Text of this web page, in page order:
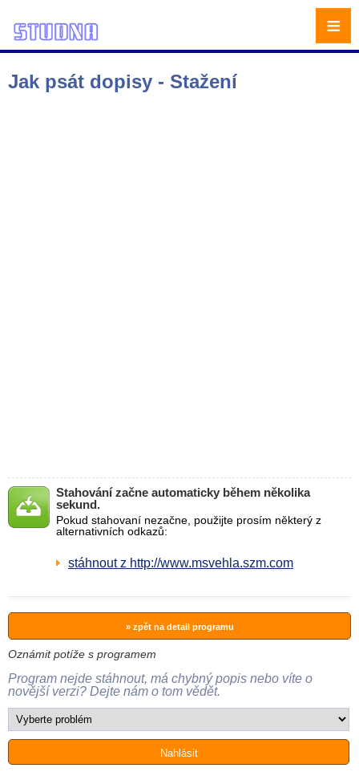
Jak psát dopisy - Stažení
Stahování začne automaticky během několika
sekund.
Pokud stahovaní nezačne, použijte prosím některý z
alternativních odkazů:
stáhnout z http://www.msvehla.szm.com
» zpět na detail programu
Oznámit potíže s programem
Program nejde stáhnout, má chybný popis nebo víte o
novější verzi? Dejte nám o tom vědět.
≡